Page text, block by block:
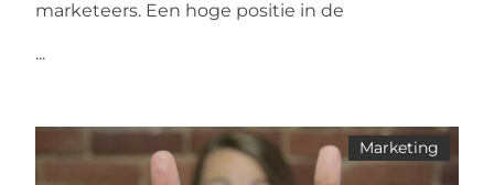
marketeers. Een hoge positie in de
...
Marketing